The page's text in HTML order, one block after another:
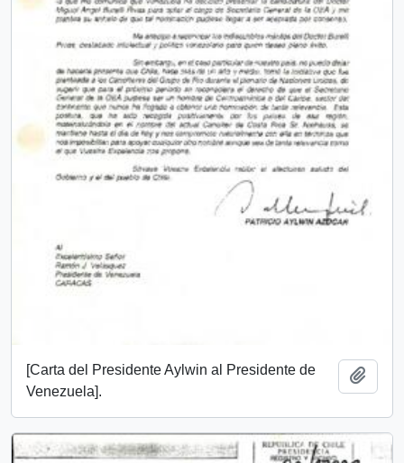
[Carta del Presidente Aylwin al Presidente de
Venezuela].